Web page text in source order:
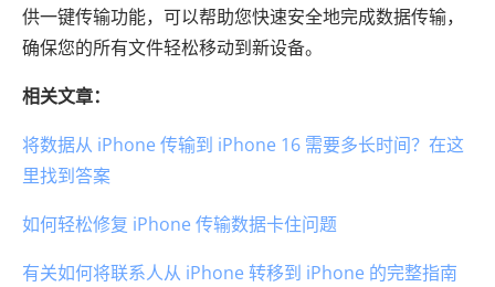
供一键传输功能，可以帮助您快速安全地完成数据传输，
确保您的所有文件轻松移动到新设备。
相关文章：
将数据从 iPhone 传输到 iPhone 16 需要多长时间？在这
里找到答案
如何轻松修复 iPhone 传输数据卡住问题
有关如何将联系人从 iPhone 转移到 iPhone 的完整指南